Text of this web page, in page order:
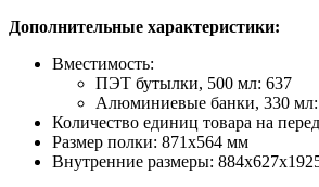
Дополнительные характеристики:
Вместимость:
ПЭТ бутылки, 500 мл: 637
Алюминиевые банки, 330 мл:
Количество единиц товара на
Размер полки: 871х564 мм
Внутренние размеры: